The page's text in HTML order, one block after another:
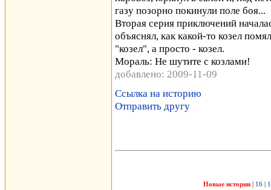
газу позорно покинули поле боя...
Вторая серия приключений
объяснял, как какой-то козел
"козел", а просто - козел.
Мораль: Не шутите с козлами!
добавлено: 2009-11-09
Ссылка на историю
Отправить другу
Новые истории | 16 |